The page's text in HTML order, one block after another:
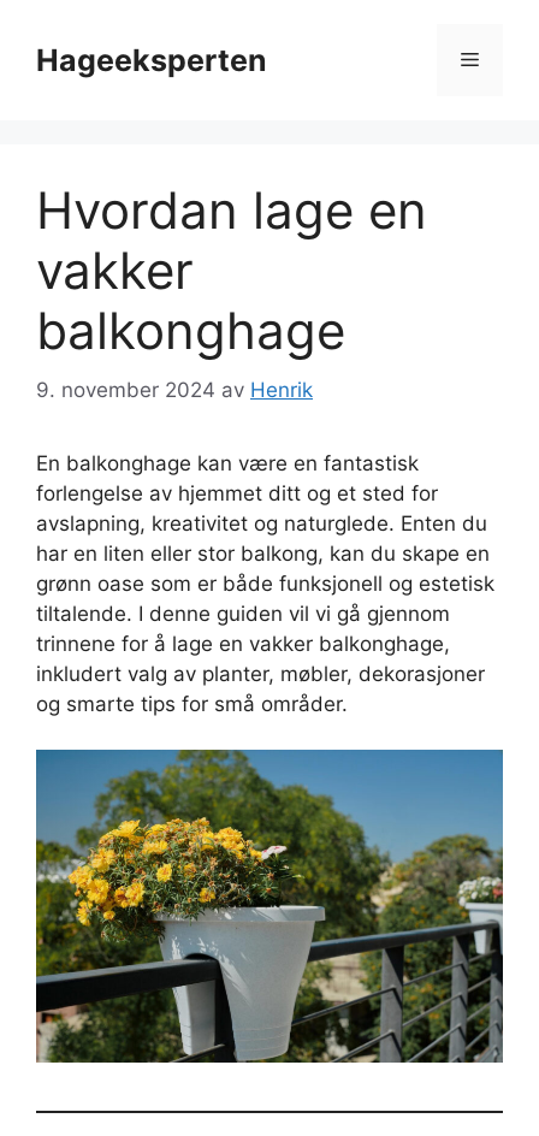
innholdHageeksperten Meny
Hvordan lage en
vakker
balkonghage
9. november 2024 av Henrik
En balkonghage kan være en fantastisk
forlengelse av hjemmet ditt og et sted for
avslapning, kreativitet og naturglede. Enten du
har en liten eller stor balkong, kan du skape en
grønn oase som er både funksjonell og estetisk
tiltalende. I denne guiden vil vi gå gjennom
trinnene for å lage en vakker balkonghage,
inkludert valg av planter, møbler, dekorasjoner
og smarte tips for små områder.